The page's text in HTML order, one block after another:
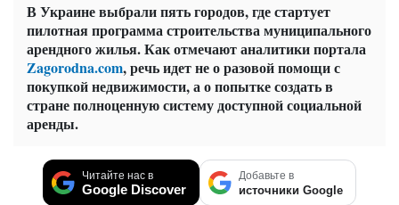
В Украине выбрали пять городов, где стартует
пилотная программа строительства муниципального
арендного жилья. Как отмечают аналитики портала
Zagorodna.com, речь идет не о разовой помощи с
покупкой недвижимости, а о попытке создать в
стране полноценную систему доступной социальной
аренды.
Читайте нас в
Google Discover
Добавьте в
источники Google